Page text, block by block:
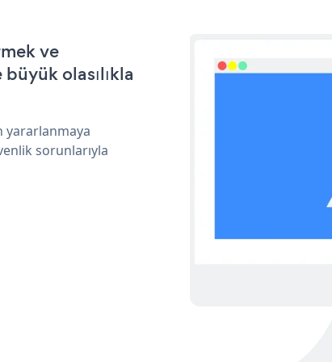
ve
olasılıkla
yararlanmaya
sorunlarıyla